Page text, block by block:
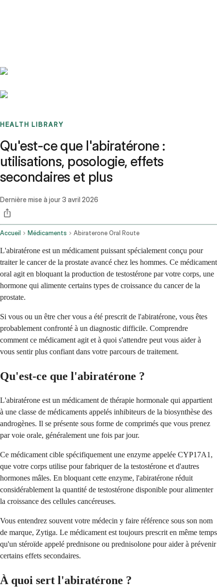
HEALTH LIBRARY
Qu'est-ce que l'abiratérone :
utilisations, posologie, effets
secondaires et plus
Dernière mise à jour3 avril 2026
Accueil Médicaments Abiraterone Oral Route
L'abiratérone est un médicament puissant spécialement conçu pour
traiter le cancer de la prostate avancé chez les hommes. Ce médicament
oral agit en bloquant la production de testostérone par votre corps, une
hormone qui alimente certains types de croissance du cancer de la
prostate.
Si vous ou un être cher vous a été prescrit de l'abiratérone, vous êtes
probablement confronté à un diagnostic difficile. Comprendre
comment ce médicament agit et à quoi s'attendre peut vous aider à
vous sentir plus confiant dans votre parcours de traitement.
Qu'est-ce que l'abiratérone ?
L'abiratérone est un médicament de thérapie hormonale qui appartient
à une classe de médicaments appelés inhibiteurs de la biosynthèse des
androgènes. Il se présente sous forme de comprimés que vous prenez
par voie orale, généralement une fois par jour.
Ce médicament cible spécifiquement une enzyme appelée CYP17A1,
que votre corps utilise pour fabriquer de la testostérone et d'autres
hormones mâles. En bloquant cette enzyme, l'abiratérone réduit
considérablement la quantité de testostérone disponible pour alimenter
la croissance des cellules cancéreuses.
Vous entendrez souvent votre médecin y faire référence sous son nom
de marque, Zytiga. Le médicament est toujours prescrit en même temps
qu'un stéroïde appelé prednisone ou prednisolone pour aider à prévenir
certains effets secondaires.
À quoi sert l'abiratérone ?